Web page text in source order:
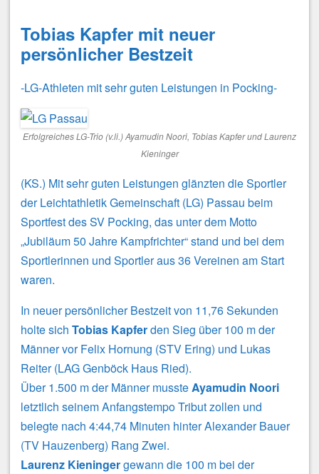
Tobias Kapfer mit neuer
persönlicher Bestzeit
-LG-Athleten mit sehr guten Leistungen in Pocking-
Erfolgreiches LG-Trio (v.li.) Ayamudin Noori, Tobias Kapfer und Laurenz
Kieninger
(KS.) Mit sehr guten Leistungen glänzten die Sportler
der Leichtathletik Gemeinschaft (LG) Passau beim
Sportfest des SV Pocking, das unter dem Motto
„Jubiläum 50 Jahre Kampfrichter“ stand und bei dem
Sportlerinnen und Sportler aus 36 Vereinen am Start
waren.
In neuer persönlicher Bestzeit von 11,76 Sekunden
holte sich Tobias Kapferden Sieg über 100 m der
Männer vor Felix Hornung (STV Ering) und Lukas
Reiter (LAG Genböck Haus Ried).
Über 1.500 m der Männer mussteAyamudin Noori
letztlich seinem Anfangstempo Tribut zollen und
belegte nach 4:44,74 Minuten hinter Alexander Bauer
(TV Hauzenberg) Rang Zwei.
Laurenz Kieningergewann die 100 m bei der